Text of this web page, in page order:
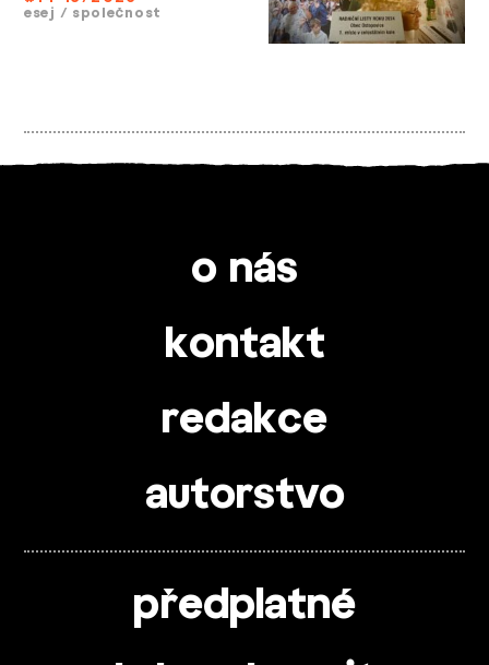
esej / společnost
o nás
kontakt
redakce
autorstvo
předplatné